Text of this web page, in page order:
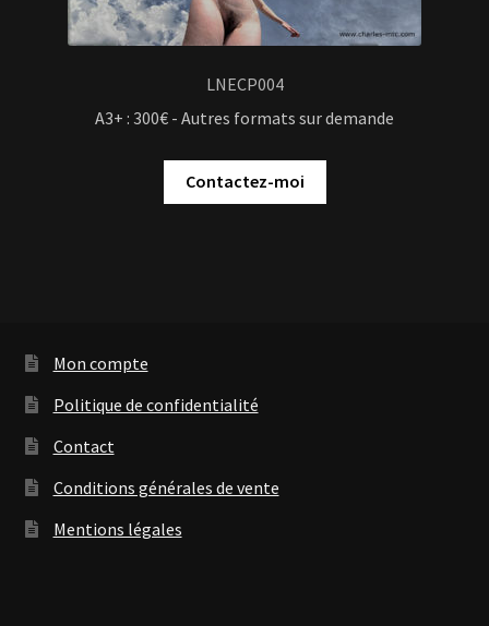
LNECP004
A3+ : 300€ - Autres formats sur demande
Contactez-moi
Mon compte
Politique de confidentialité
Contact
Conditions générales de vente
Mentions légales